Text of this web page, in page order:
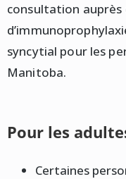
consultation
syncytial pour les
Manitoba.
Pour les
Certaines